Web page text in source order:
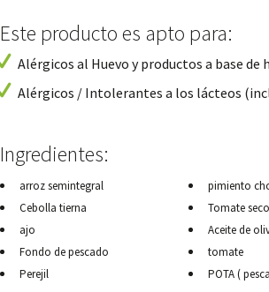
Este producto es apto para:
Alérgicos al Huevo y productos a base de
Alérgicos / Intolerantes a los lácteos
Ingredientes:
arroz semintegral
Cebolla tierna
ajo
Fondo de pescado
Perejil
pimiento
Tomate seco
Aceite de
tomate
POTA (